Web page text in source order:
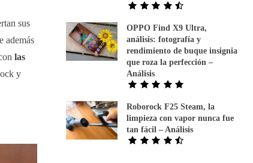
sus
además
las
y
OPPO Find X9 Ultra,
análisis: fotografía y
rendimiento de buque insignia
que roza la perfección –
Análisis
Roborock F25 Steam, la
limpieza con vapor nunca fue
tan fácil – Análisis